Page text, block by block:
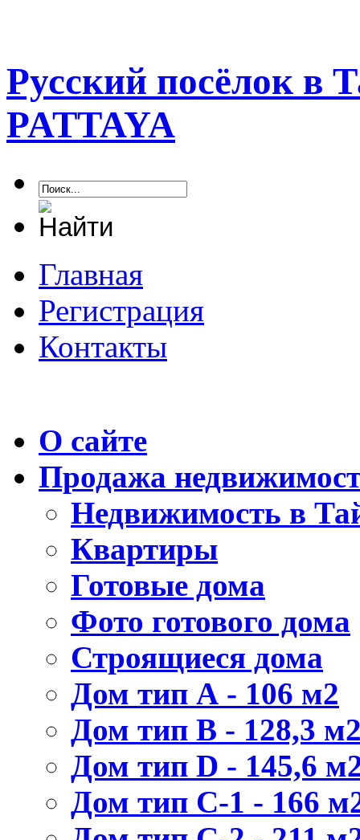
Русский посёлок в
PATTAYA
Главная
Регистрация
Контакты
О сайте
Продажа
Недвижимость в
Квартиры
Готовые дома
Фото готового дома
Строящиеся дома
Дом тип А - 106 м2
Дом тип В - 128,3
Дом тип D - 145,6
Дом тип С-1 - 166